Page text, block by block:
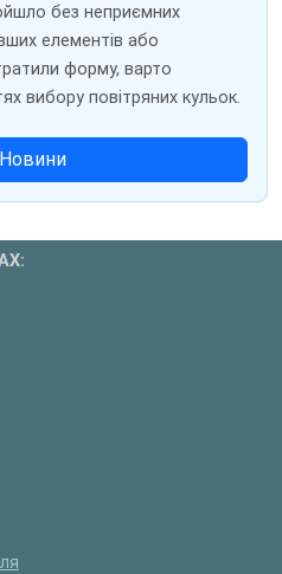
без неприємних
елементів або
форму, варто
вибору повітряних кульок.
Новини